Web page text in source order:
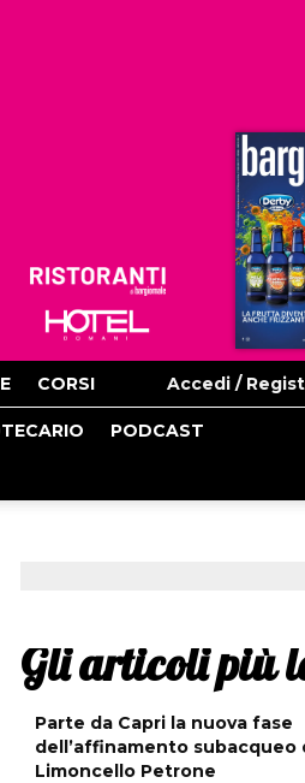
CORSI Accedi /
PODCAST
Gli articoli più
Parte da Capri la nuova fase
dell’affinamento subacqueo
Limoncello Petrone